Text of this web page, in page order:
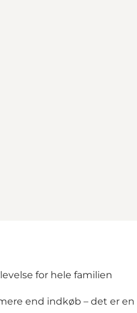
for hele familien
end indkøb – det er